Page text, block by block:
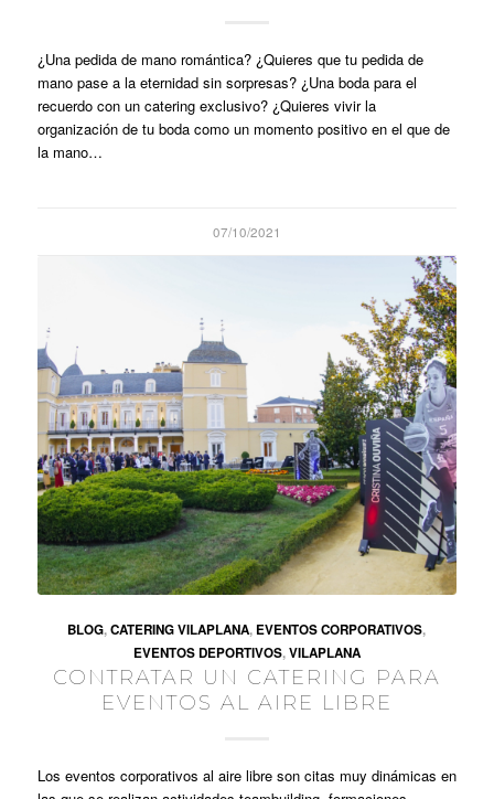
¿Una pedida de mano romántica? ¿Quieres que tu pedida de
mano pase a la eternidad sin sorpresas? ¿Una boda para el
recuerdo con un catering exclusivo? ¿Quieres vivir la
organización de tu boda como un momento positivo en el que de
la mano…
07/10/2021
BLOG,CATERING VILAPLANA, EVENTOS CORPORATIVOS,
EVENTOS DEPORTIVOS,VILAPLANA
CONTRATAR UN CATERING PARA
EVENTOS AL AIRE LIBRE
Los eventos corporativos al aire libre son citas muy dinámicas en